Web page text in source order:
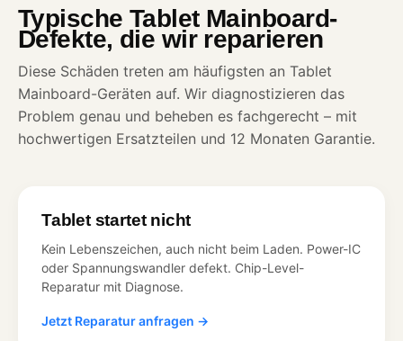
Typische Tablet Mainboard-
Defekte, die wir reparieren
Diese Schäden treten am häufigsten an Tablet
Mainboard-Geräten auf. Wir diagnostizieren das
Problem genau und beheben es fachgerecht – mit
hochwertigen Ersatzteilen und 12 Monaten Garantie.
Tablet startet nicht
Kein Lebenszeichen, auch nicht beim Laden. Power-IC
oder Spannungswandler defekt. Chip-Level-
Reparatur mit Diagnose.
Jetzt Reparatur anfragen →